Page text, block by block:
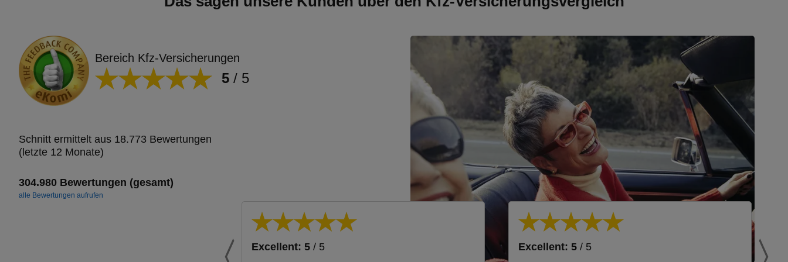
Bereich Kfz-Versicherungen
5 / 5
Schnitt ermittelt aus 18.773 Bewertungen
(letzte 12 Monate)
304.980 Bewertungen (gesamt)
alle Bewertungen aufrufen
Excellent: 5 / 5 Excellent: 5 / 5